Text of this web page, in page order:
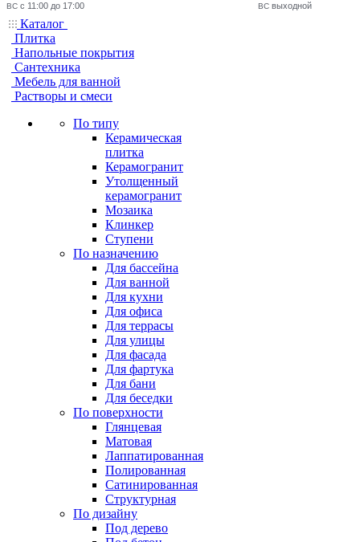
ВС с 11:00 до 17:00 ВС выходной
Каталог
Плитка
Напольные покрытия
Сантехника
Мебель для ванной
Растворы и смеси
По типу
Керамическая
плитка
Керамогранит
Утолщенный
керамогранит
Мозаика
Клинкер
Ступени
По назначению
Для бассейна
Для ванной
Для кухни
Для офиса
Для террасы
Для улицы
Для фасада
Для фартука
Для бани
Для беседки
По поверхности
Глянцевая
Матовая
Лаппатированная
Полированная
Сатинированная
Структурная
По дизайну
Под дерево